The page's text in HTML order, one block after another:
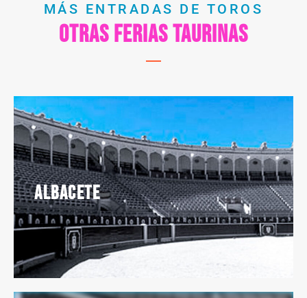
MÁS ENTRADAS DE TOROS
Otras ferias taurinas
Albacete